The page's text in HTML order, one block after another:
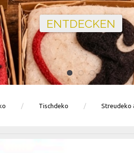
Tischdeko Streudeko